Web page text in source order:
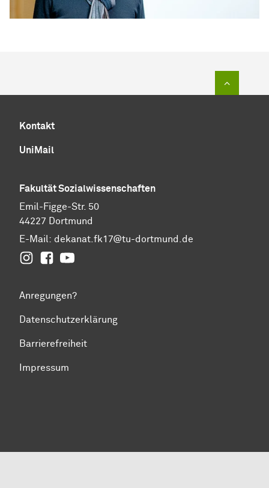
Kontakt
UniMail
FakultätSozial­wissen­schaften
Emil-Figge-Str. 50
44227 Dortmund
E-Mail: dekanat.fk17@tu-dortmund.de
InstagramFacebook
YouTube
Anregungen?
Datenschutzerklärung
Barrierefreiheit
Impressum